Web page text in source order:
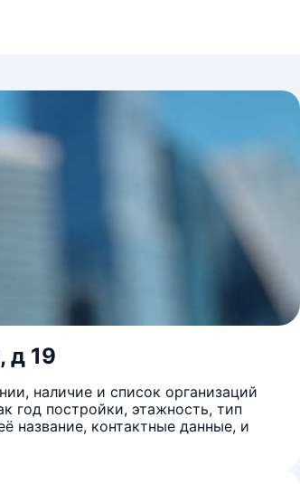
д 19
наличие и список организаций
год постройки, этажность, тип
название, контактные данные, и